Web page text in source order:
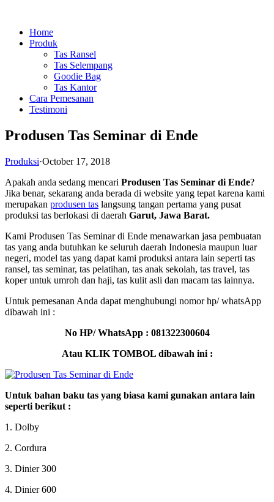
Home
Produk
Tas Ransel
Tas Selempang
Goodie Bag
Tas Kantor
Cara Pemesanan
Testimoni
Produsen Tas Seminar di Ende
Produksi·October 17, 2018
Apakah anda sedang mencari Produsen Tas Seminar di Ende?
Jika benar, sekarang anda berada di website yang tepat karena kami
merupakan produsen tas langsung tangan pertama yang pusat
produksi tas berlokasi di daerah Garut, Jawa Barat.
Kami Produsen Tas Seminar di Ende menawarkan jasa pembuatan
tas yang anda butuhkan ke seluruh daerah Indonesia maupun luar
negeri, model tas yang dapat kami produksi antara lain seperti tas
ransel, tas seminar, tas pelatihan, tas anak sekolah, tas travel, tas
koper untuk umroh dan haji, tas kulit asli dan macam tas lainnya.
Untuk pemesanan Anda dapat menghubungi nomor hp/ whatsApp
dibawah ini :
No HP/ WhatsApp : 081322300604
Atau KLIK TOMBOL dibawah ini :
Untuk bahan baku tas yang biasa kami gunakan antara lain
seperti berikut :
1. Dolby
2. Cordura
3. Dinier 300
4. Dinier 600